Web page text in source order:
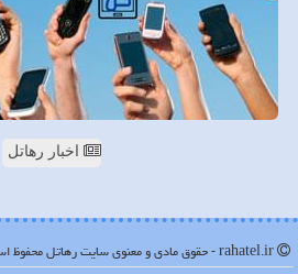
اخبار رهاتل